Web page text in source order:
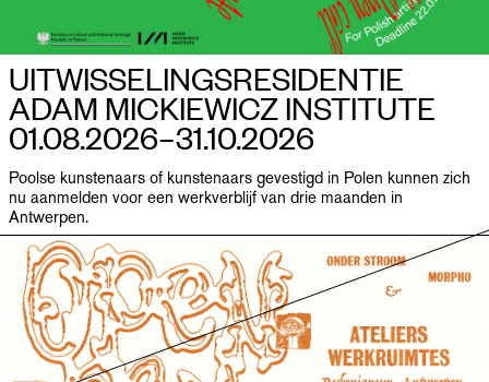
UITWISSELINGSRESIDENTIE
ADAM MICKIEWICZ INSTITUTE
01.08.2026–​31.10.2026
Poolse kunstenaars of kunstenaars gevestigd in Polen kunnen zich
nu aanmelden voor een werkverblijf van drie maanden in
Antwerpen.